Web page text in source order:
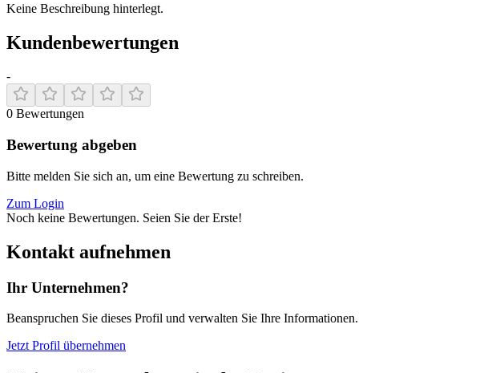
Keine Beschreibung hinterlegt.
Kundenbewertungen
-
0 Bewertungen
Bewertung abgeben
Bitte melden Sie sich an, um eine Bewertung zu schreiben.
Zum Login
Noch keine Bewertungen. Seien Sie der Erste!
Kontakt aufnehmen
Ihr Unternehmen?
Beanspruchen Sie dieses Profil und verwalten Sie Ihre Informationen.
Jetzt Profil übernehmen